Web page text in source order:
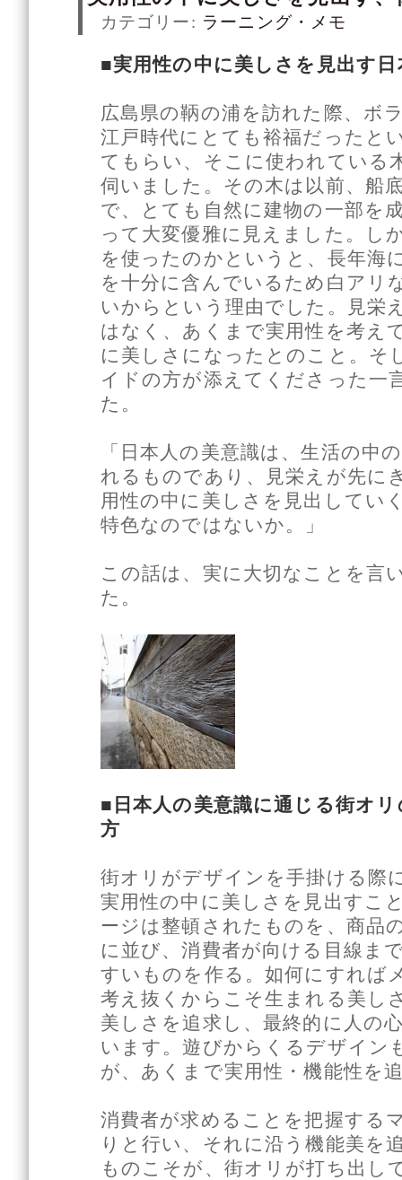
カテゴリー: ラーニング・メモ
■実用性の中に美しさを見出す
広島県の鞆の浦を訪れた際、ボ
江戸時代にとても裕福だったと
てもらい、そこに使われている
伺いました。その木は以前、船
で、とても自然に建物の一部を
って大変優雅に見えました。し
を使ったのかというと、長年海
を十分に含んでいるため白アリ
いからという理由でした。見栄
はなく、あくまで実用性を考え
に美しさになったとのこと。そ
イドの方が添えてくださった一
た。
「日本人の美意識は、生活の中
れるものであり、見栄えが先に
用性の中に美しさを見出してい
特色なのではないか。」
この話は、実に大切なことを言
た。
■日本人の美意識に通じる街オ
方
街オリがデザインを手掛ける際
実用性の中に美しさを見出すこ
ージは整頓されたものを、商品
に並び、消費者が向ける目線ま
すいものを作る。如何にすれば
考え抜くからこそ生まれる美し
美しさを追求し、最終的に人の
います。遊びからくるデザイン
が、あくまで実用性・機能性を
消費者が求めることを把握する
りと行い、それに沿う機能美を
ものこそが、街オリが打ち出し